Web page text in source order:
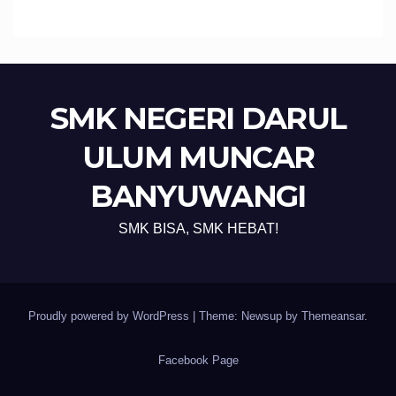
SMK NEGERI DARUL
ULUM MUNCAR
BANYUWANGI
SMK BISA, SMK HEBAT!
Proudly powered by WordPress Theme: Newsup by Themeansar.
Facebook Page